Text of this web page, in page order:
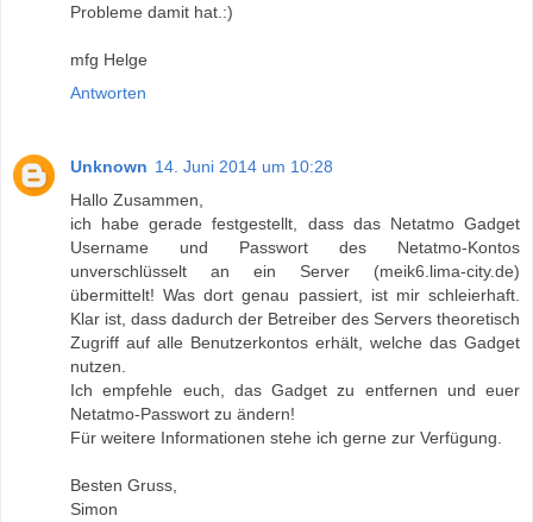
Probleme damit hat.:)
mfg Helge
Antworten
Unknown 14. Juni 2014 um 10:28
Hallo Zusammen,
ich habe gerade festgestellt, dass das Netatmo Gadget
Username und Passwort des Netatmo-Kontos
unverschlüsselt an ein Server (meik6.lima-city.de)
übermittelt! Was dort genau passiert, ist mir schleierhaft.
Klar ist, dass dadurch der Betreiber des Servers theoretisch
Zugriff auf alle Benutzerkontos erhält, welche das Gadget
nutzen.
Ich empfehle euch, das Gadget zu entfernen und euer
Netatmo-Passwort zu ändern!
Für weitere Informationen stehe ich gerne zur Verfügung.
Besten Gruss,
Simon